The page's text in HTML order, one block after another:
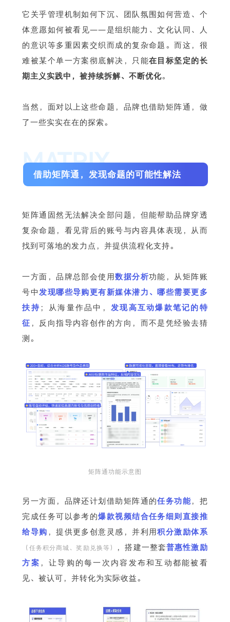
它关乎管理机制如何下沉、团队氛围如何营造、个
体意愿如何被看见——是组织能力、文化认同、人
的意识等多重因素交织而成的复杂命题。而这，很
难被某个单一方案彻底解决，只能在目标坚定的长
期主义实践中，被持续拆解、不断优化。
当然，面对以上这些命题，品牌也借助矩阵通，做
了一些实实在在的探索。
MATRIX
借助矩阵通，发现命题的可能性解法
矩阵通固然无法解决全部问题，但能帮助品牌穿透
复杂命题，看见背后的账号与内容具体表现，从而
找到可落地的发力点，并提供流程化支持。
一方面，品牌总部会使用数据分析功能，从矩阵账
号中 发现哪些导购更有新媒体潜力、哪些需要更多
扶持 ；从海量作品中， 发现高互动爆款笔记的特
征 ，反向指导内容创作的方向，而不是凭经验去猜
测。
矩阵通功能示意图
另一方面，品牌还计划借助矩阵通的任务功能，把
完成任务可以参考的爆款视频结合任务细则直接推
给导购 ，提供更多创意灵感，并利用积分激励体系
（任务积分商城、奖励兑换等） ，搭建一整套普惠性激励
方案 ，让导购的每一次内容发布和互动都能被看
见、被认可，并转化为实际收益。